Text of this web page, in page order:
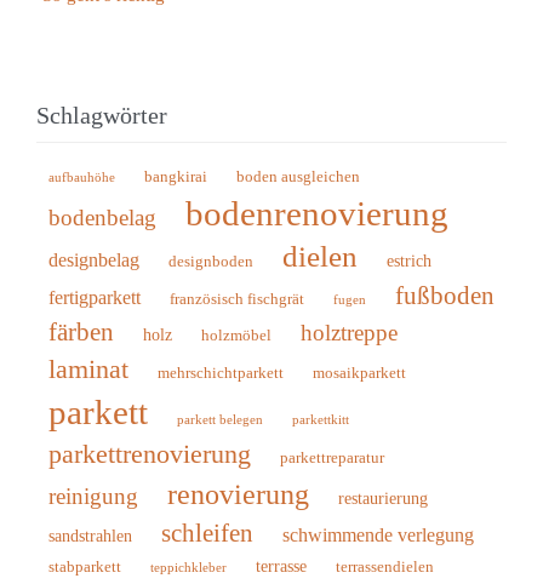
Schlagwörter
aufbauhöhe bangkirai boden ausgleichen
bodenbelag bodenrenovierung
designbelag designboden dielen estrich
fertigparkett französisch fischgrät fugen
fußboden
färben
holz holzmöbel holztreppe
laminat mehrschichtparkett mosaikparkett
parkett parkett belegen parkettkitt
parkettrenovierung parkettreparatur
reinigung renovierung
restaurierung
sandstrahlen
schleifen schwimmende verlegung
stabparkett teppichkleber terrasse terrassendielen